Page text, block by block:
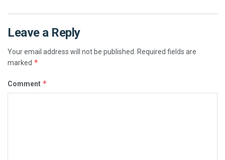
Leave a Reply
Your email address will not be published. Required fields are
marked *
Comment *